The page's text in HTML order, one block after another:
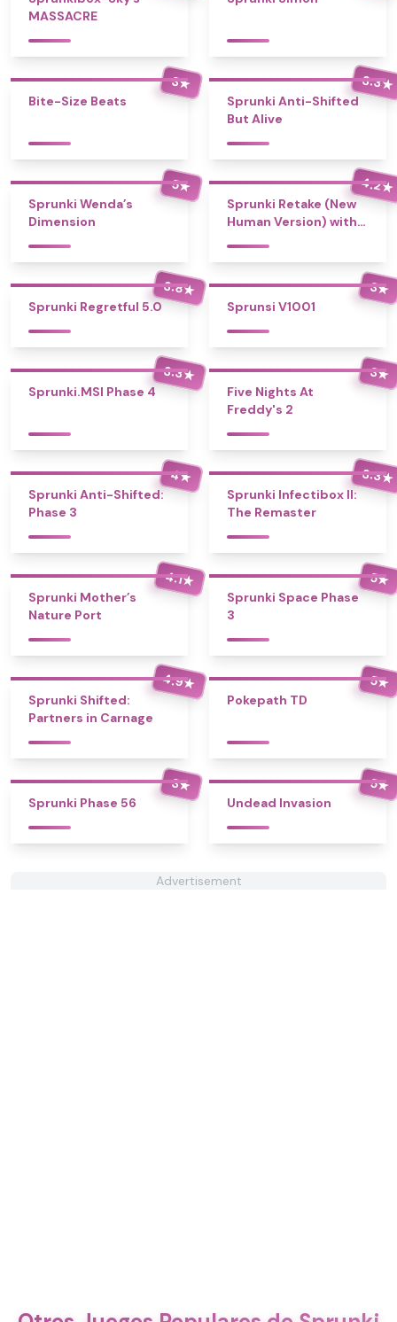
MASSACRE
3★
Bite-Size Beats
3.3★
Sprunki Anti-Shifted
But Alive
5★
Sprunki Wenda’s
Dimension
4.2★
Sprunki Retake (New
Human Version) with
3.8★
Sprunki Regretful 5.0
3★
Sprunsi V1001
3.3★
Sprunki.MSI Phase 4
3★
Five Nights At
Freddy's 2
4★
Sprunki Anti-Shifted:
Phase 3
3.3★
Sprunki Infectibox II:
The Remaster
4.1★
Sprunki Mother’s
Nature Port
5★
Sprunki Space Phase
3
4.9★
Sprunki Shifted:
Partners in Carnage
5★
Pokepath TD
3★
Sprunki Phase 56
5★
Undead Invasion
Advertisement